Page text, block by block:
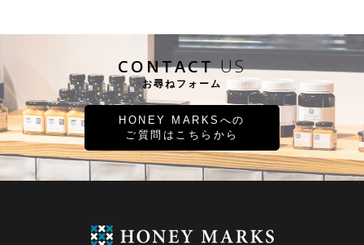
CONTACTUS
お尋ねフォーム
HONEY MARKSへの
ご質問はこちらから